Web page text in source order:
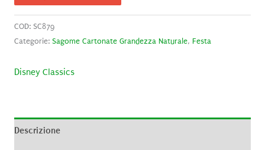
COD: SC879
Categorie: Sagome Cartonate Grandezza Naturale, Festa
Disney Classics
Descrizione